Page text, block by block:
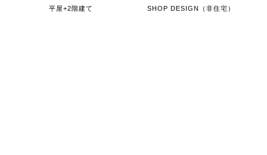
平屋+2階建て SHOP DESIGN（非住宅）